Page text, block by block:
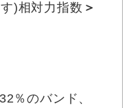
)相対力指数 ＞
％のバンド、